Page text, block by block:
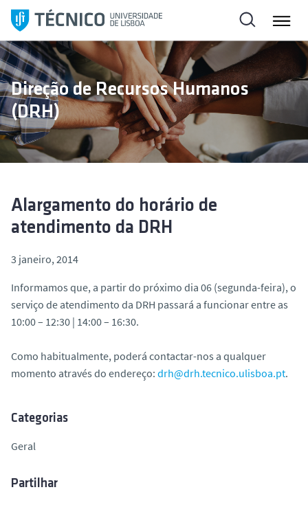
l
t
a
r
p
a
a
Direção de Recursos Humanos
(DRH)
Alargamento do horário de
atendimento da DRH
3 janeiro, 2014
Informamos que, a partir do próximo dia 06 (segunda-feira), o
serviço de atendimento da DRH passará a funcionar entre as
10:00 – 12:30 | 14:00 – 16:30.
Como habitualmente, poderá contactar-nos a qualquer
momento através do endereço: drh@drh.tecnico.ulisboa.pt.
Categorias
Geral
Partilhar